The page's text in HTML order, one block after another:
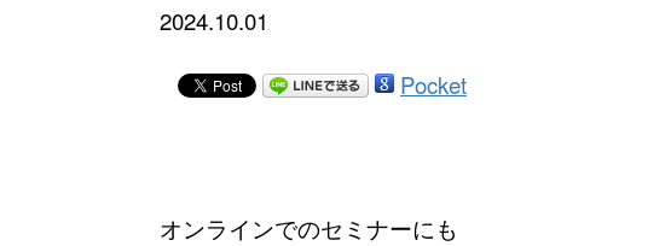
2024.10.01
Pocket
オンラインでのセミナーにも